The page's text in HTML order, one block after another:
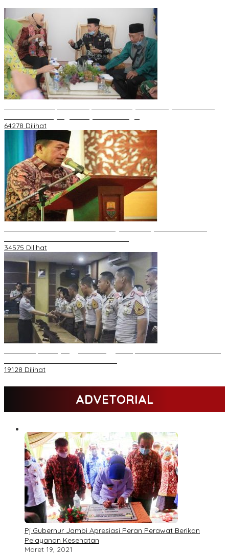
64278 Dilihat
34575 Dilihat
19128 Dilihat
ADVETORIAL
Pj.Gubernur Jambi Apresiasi Peran Perawat Berikan
Pelayanan Kesehatan
Maret 19, 2021